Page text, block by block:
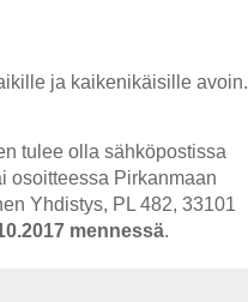
ja kaikenikäisille avoin.
tulee olla sähköpostissa
osoitteessa Pirkanmaan
Yhdistys, PL 482, 33101
mennessä.